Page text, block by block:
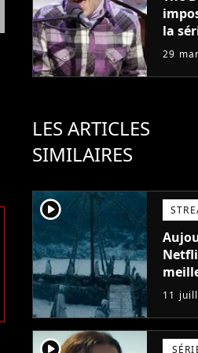
la
29
LES ARTICLES
SIMILAIRES
player2
11